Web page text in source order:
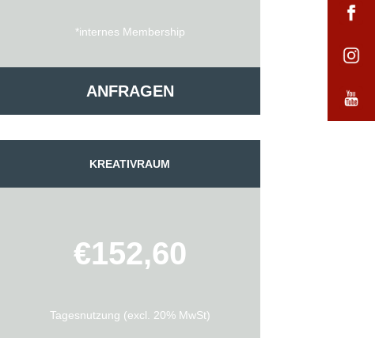
*internes Membership
ANFRAGEN
KREATIVRAUM
€152,60
Tagesnutzung (excl. 20% MwSt)